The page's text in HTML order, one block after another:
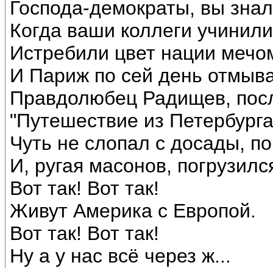
Господа-демократы, вы
Когда ваши коллеги
Истребили цвет нации
И Париж по сей день
Правдолюбец Радищев,
"Путешествие из
Чуть не слопал с досады,
И, ругая масонов,
Вот так! Вот так!
Живут Америка с Европой.
Вот так! Вот так!
Ну а у нас всё через ж...